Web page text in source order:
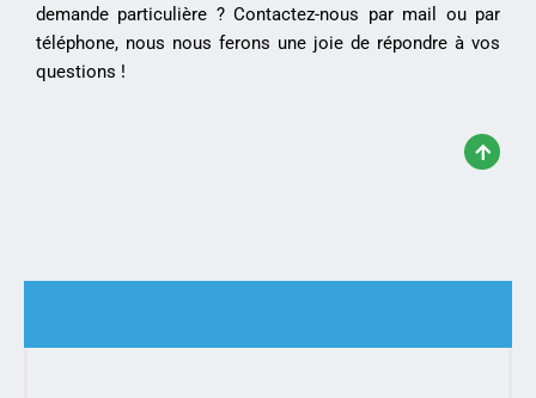
demande particulière ? Contactez-nous par mail ou par
téléphone, nous nous ferons une joie de répondre à vos
questions !